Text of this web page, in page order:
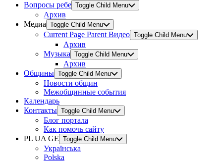
Вопросы ребе Toggle Child Menu
Архив
Медиа Toggle Child Menu
Current Page Parent Видео Toggle Child Menu
Архив
Музыка Toggle Child Menu
Архив
Общины Toggle Child Menu
Новости общин
Межобщинные события
Календарь
Контакты Toggle Child Menu
Блог портала
Как помочь сайту
PL UA GE Toggle Child Menu
Українська
Polska